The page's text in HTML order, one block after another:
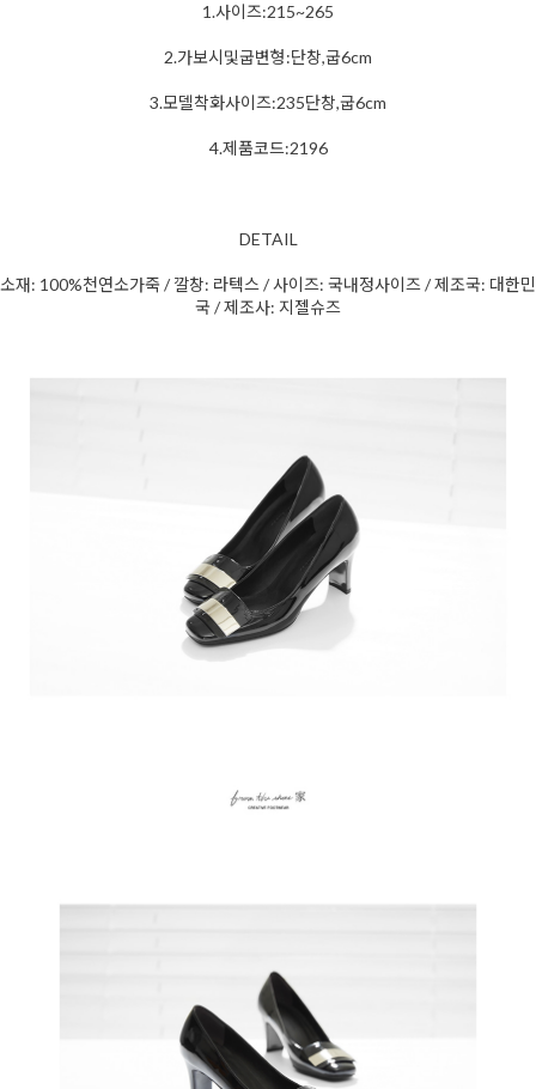
1.사이즈:215~265
2.가보시및굽변형:단창,굽6cm
3.모델착화사이즈:235단창,굽6cm
4.제품코드:2196
DETAIL
소재: 100%천연소가죽 / 깔창: 라텍스 / 사이즈: 국내정사이즈 / 제조국: 대한민
국 / 제조사: 지젤슈즈